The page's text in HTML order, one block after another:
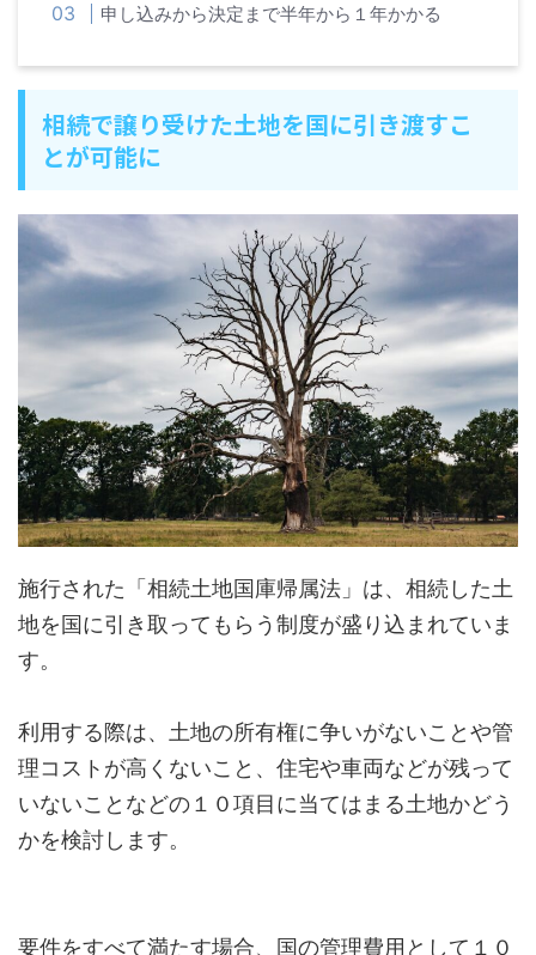
申し込みから決定まで半年から１年かかる
相続で譲り受けた土地を国に引き渡すこ
とが可能に
施行された「相続土地国庫帰属法」は、相続した土
地を国に引き取ってもらう制度が盛り込まれていま
す。
利用する際は、土地の所有権に争いがないことや管
理コストが高くないこと、住宅や車両などが残って
いないことなどの１０項目に当てはまる土地かどう
かを検討します。
要件をすべて満たす場合、国の管理費用として１０